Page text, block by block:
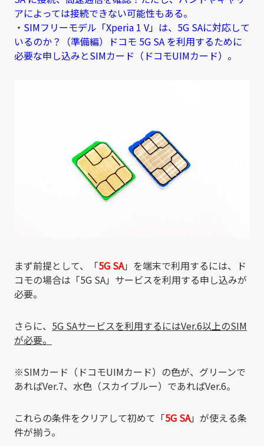
アによっては接続できない可能性もある。
・SIMフリーモデル「Xperia 1 V」は、5G SAに対応して
いるのか？（準備編）ドコモ 5G SA を利用するために
必要な申し込みとSIMカード（ドコモUIMカード）。
まず前提として、「5G SA」を端末で利用するには、ド
コモの場合は「5G SA」サービスを利用する申し込みが
必要。
さらに、 5G SAサービスを利用するにはVer.6以上のSIM
が必要。
※SIMカード（ドコモUIMカード）の色が、グリーンで
あればVer.7、水色（スカイブルー）であればVer.6。
これらの条件をクリアして初めて「5G SA」が使える条
件が揃う。